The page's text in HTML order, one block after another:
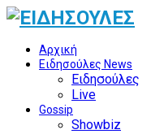
Αρχική
Ειδησούλες News
Ειδησούλες
Live
Gossip
Showbiz